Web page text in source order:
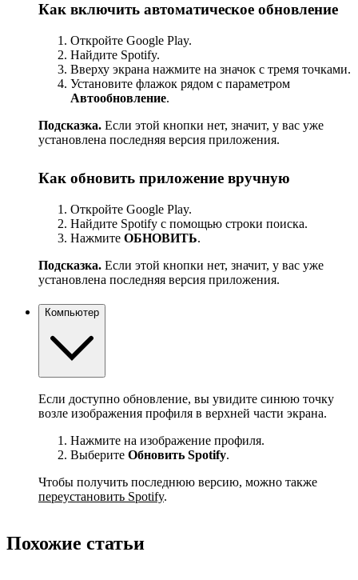
Как включить автоматическое обновление
Откройте Google Play.
Найдите Spotify.
Вверху экрана нажмите на значок с тремя точками.
Установите флажок рядом с параметром
Автообновление.
Подсказка. Если этой кнопки нет, значит, у вас уже
установлена последняя версия приложения.
Как обновить приложение вручную
Откройте Google Play.
Найдите Spotify с помощью строки поиска.
Нажмите ОБНОВИТЬ.
Подсказка. Если этой кнопки нет, значит, у вас уже
установлена последняя версия приложения.
Компьютер
Если доступно обновление, вы увидите синюю точку
возле изображения профиля в верхней части экрана.
Нажмите на изображение профиля.
Выберите Обновить Spotify.
Чтобы получить последнюю версию, можно также
переустановить Spotify.
Похожие статьи